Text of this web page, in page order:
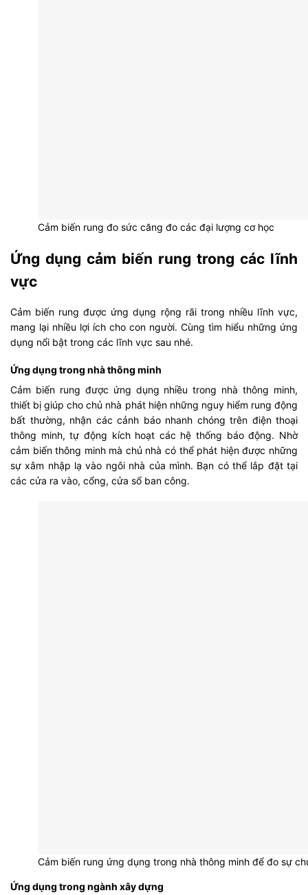
Cảm biến rung đo sức căng đo các đại lượng cơ học
Ứng dụng cảm biến rung trong các lĩnh
vực
Cảm biến rung được ứng dụng rộng rãi trong nhiều lĩnh vực,
mang lại nhiều lợi ích cho con người. Cùng tìm hiểu những ứng
dụng nổi bật trong các lĩnh vực sau nhé.
Ứng dụng trong nhà thông minh
Cảm biến rung được ứng dụng nhiều trong nhà thông minh,
thiết bị giúp cho chủ nhà phát hiện những nguy hiểm rung động
bất thường, nhận các cảnh báo nhanh chóng trên điện thoại
thông minh, tự động kích hoạt các hệ thống báo động. Nhờ
cảm biến thông minh mà chủ nhà có thể phát hiện được những
sự xâm nhập lạ vào ngôi nhà của mình. Bạn có thể lắp đặt tại
các cửa ra vào, cổng, cửa sổ ban công.
Cảm biến rung ứng dụng trong nhà thông minh để đo sự
Ứng dụng trong ngành xây dựng